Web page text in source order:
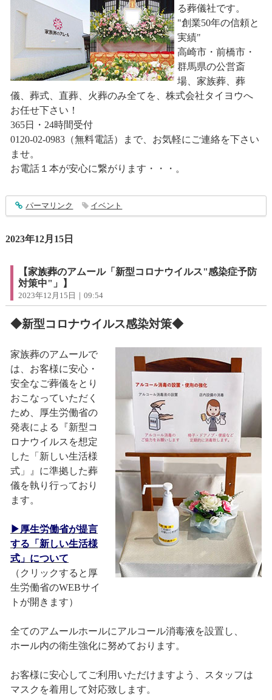
る葬儀社です。
"創業50年の信頼と
実績"
高崎市・前橋市・
群馬県の公営斎
場、家族葬、葬
儀、葬式、直葬、火葬のみ全てを、株式会社タイヨウへ
お任せ下さい！
365日・24時間受付
0120-02-0983（無料電話）まで、お気軽にご連絡を下さい
ませ。
お電話１本が安心に繋がります・・・。
entry4185
パーマリンク イベント
2023年12月15日
【家族葬のアムール「新型コロナウイルス"感染症予防
対策中"」】
2023年12月15日｜09:54
◆新型コロナウイルス感染対策◆
家族葬のアムールで
は、お客様に安心・
安全なご葬儀をとり
おこなっていただく
ため、厚生労働省の
発表による『新型コ
ロナウイルスを想定
した「新しい生活様
式」』に準拠した葬
儀を執り行っており
ます。
▶厚生労働省が提言
する「新しい生活様
式」について
（クリックすると厚
生労働省のWEBサイ
トが開きます）
全てのアムールホールにアルコール消毒液を設置し、
ホール内の衛生強化に努めております。
お客様に安心してご利用いただけますよう、スタッフは
マスクを着用して対応致します。